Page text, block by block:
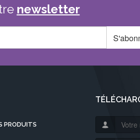
newsletter
PRODUITS